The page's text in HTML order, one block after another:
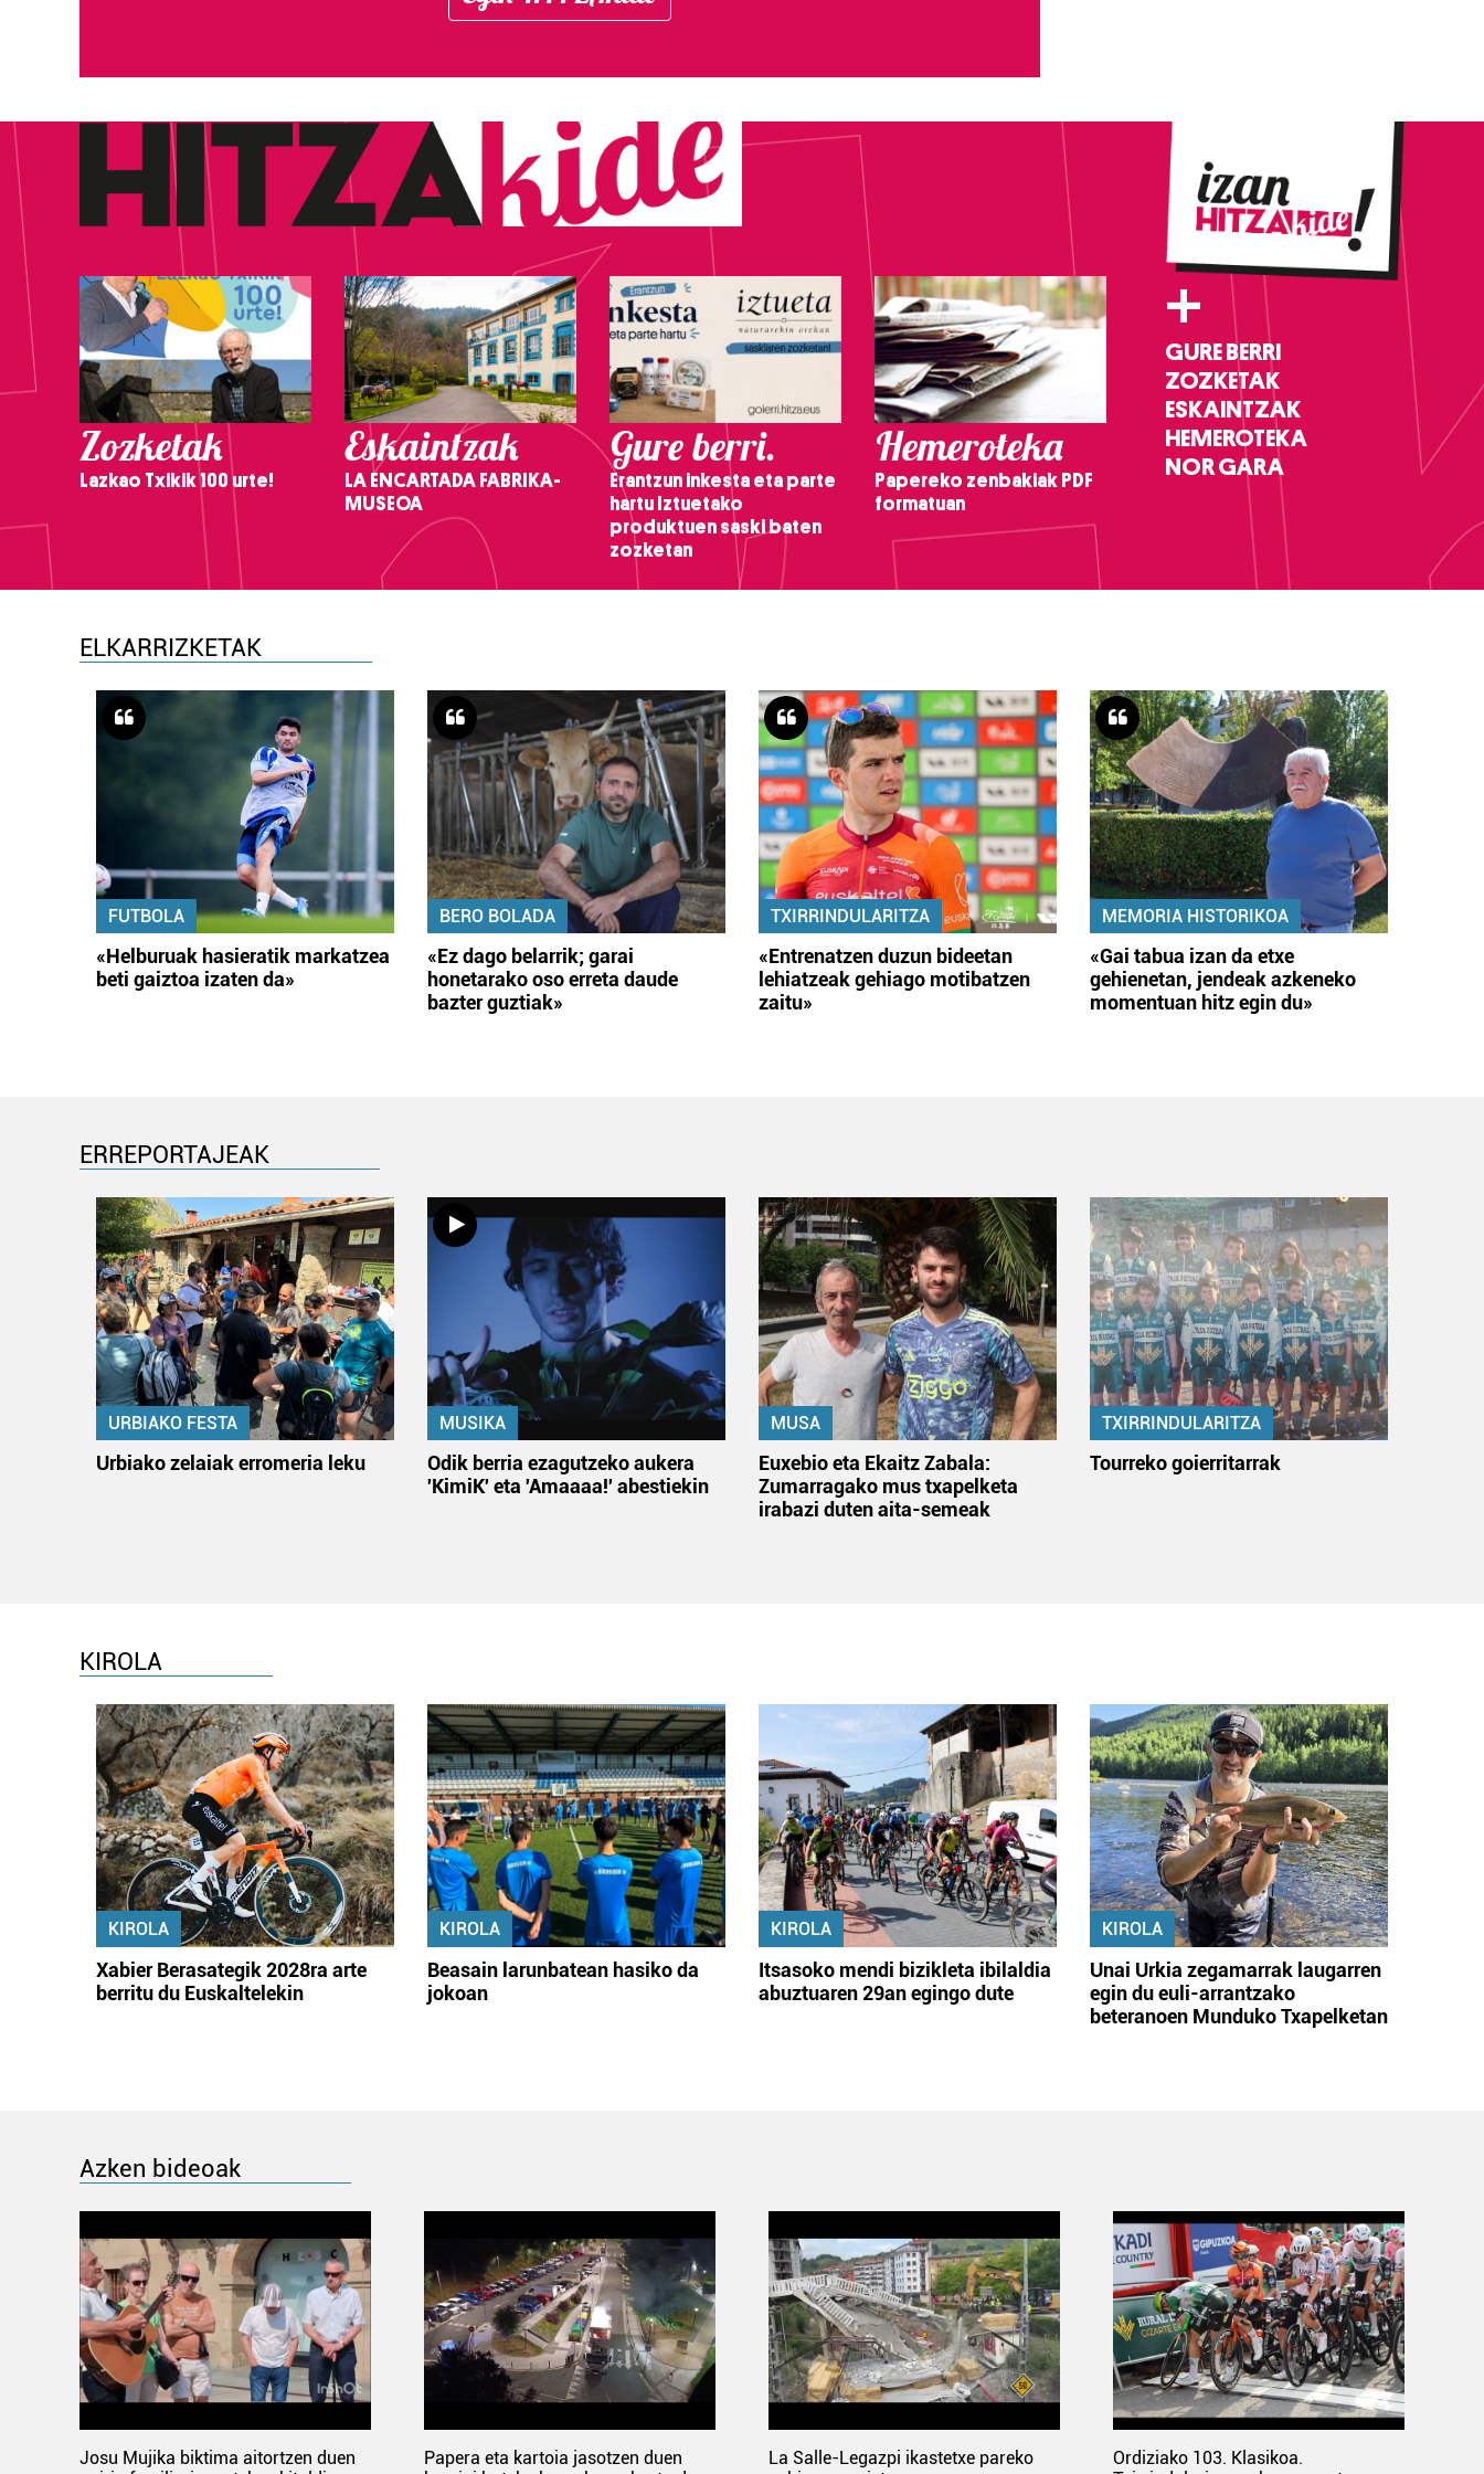
Zozketak
Lazkao Txikik 100 urte!
Eskaintzak
LA ENCARTADA FABRIKA-
MUSEOA
Gure berri.
Erantzun inkesta eta parte
hartu Iztuetako
produktuen saski baten
zozketan
Hemeroteka
Papereko zenbakiak PDF
formatuan
+
GURE BERRI
ZOZKETAK
ESKAINTZAK
HEMEROTEKA
NOR GARA
ELKARRIZKETAK
FUTBOLA
«Helburuak hasieratik markatzea
beti gaiztoa izaten da»
BERO BOLADA
«Ez dago belarrik; garai
honetarako oso erreta daude
bazter guztiak»
TXIRRINDULARITZA
«Entrenatzen duzun bideetan
lehiatzeak gehiago motibatzen
zaitu»
MEMORIA HISTORIKOA
«Gai tabua izan da etxe
gehienetan, jendeak azkeneko
momentuan hitz egin du»
ERREPORTAJEAK
URBIAKO FESTA
Urbiako zelaiak erromeria leku
MUSIKA
Odik berria ezagutzeko aukera
'KimiK' eta 'Amaaaa!' abestiekin
MUSA
Euxebio eta Ekaitz Zabala:
Zumarragako mus txapelketa
irabazi duten aita-semeak
TXIRRINDULARITZA
Tourreko goierritarrak
KIROLA
KIROLA
Xabier Berasategik 2028ra arte
berritu du Euskaltelekin
KIROLA
Beasain larunbatean hasiko da
jokoan
KIROLA
Itsasoko mendi bizikleta ibilaldia
abuztuaren 29an egingo dute
KIROLA
Unai Urkia zegamarrak laugarren
egin du euli-arrantzako
beteranoen Munduko Txapelketan
Azken bideoak
Josu Mujika biktima aitortzen duen
Papera eta kartoia jasotzen duen
La Salle-Legazpi ikastetxe pareko
Ordiziako 103. Klasikoa.